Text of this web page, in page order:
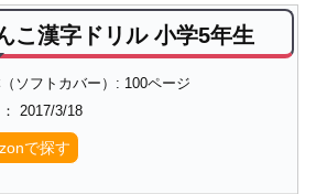
こ漢字ドリル 小学5年生
ソフトカバー）: 100ページ
2017/3/18
で探す